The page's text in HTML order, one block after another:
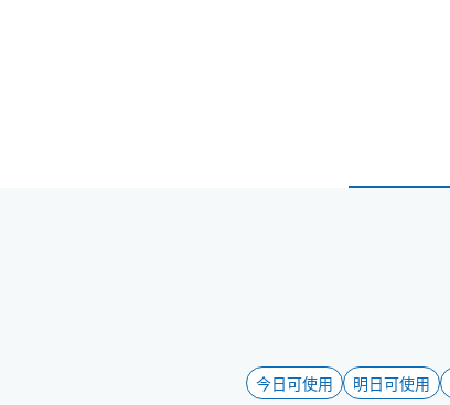
今日可使用 明日可使用